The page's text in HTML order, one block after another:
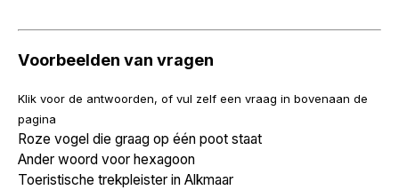
Voorbeelden van vragen
Klik voor de antwoorden, of vul zelf een vraag in bovenaan de
pagina
Roze vogel die graag op één poot staat
Ander woord voor hexagoon
Toeristische trekpleister in Alkmaar